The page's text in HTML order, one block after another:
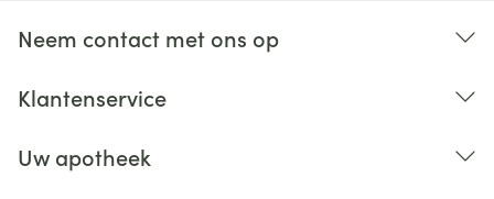
Neem contact met ons op
Klantenservice
Uw apotheek